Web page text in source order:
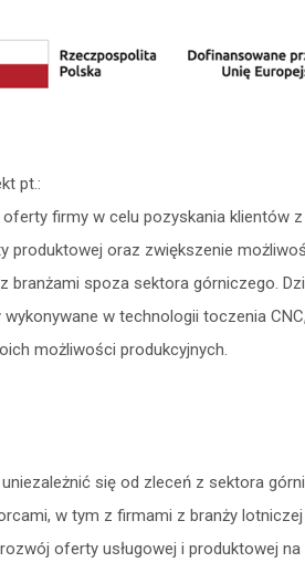
pt.:
firmy w celu pozyskania klientów
produktowej oraz zwiększenie
branżami spoza sektora górniczego.
w technologii toczenia CNC,
możliwości produkcyjnych.
się od zleceń z sektora
w tym z firmami z branży
oferty usługowej i produktowej